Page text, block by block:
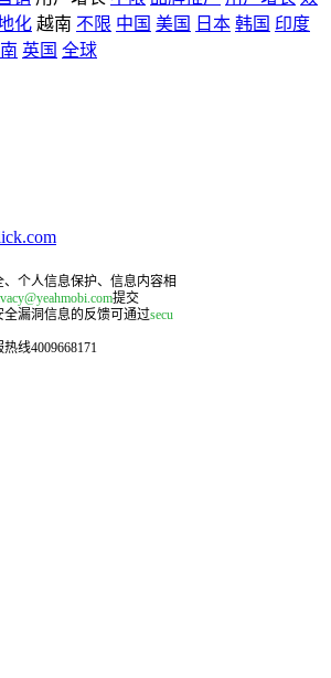
化 越南 不限 中国 美国 日本 韩国 印度
英国 全球
个人信息保护、信息内容相
提交
漏洞信息的反馈可通过secu
线4009668171